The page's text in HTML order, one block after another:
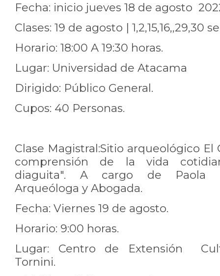
Fecha: inicio jueves 18 de agosto
Clases: 19 de agosto | 1,2,15,16,,29,30
Horario: 18:00 A 19:30 horas.
Lugar: Universidad de Atacama
Dirigido: Público General.
Cupos: 40 Personas.
Clase Magistral:Sitio arqueológico El
comprensión de la vida
diaguita". A cargo de Paola
Arqueóloga y Abogada.
Fecha: Viernes 19 de agosto.
Horario: 9:00 horas.
Lugar: Centro de Extensión
Tornini.